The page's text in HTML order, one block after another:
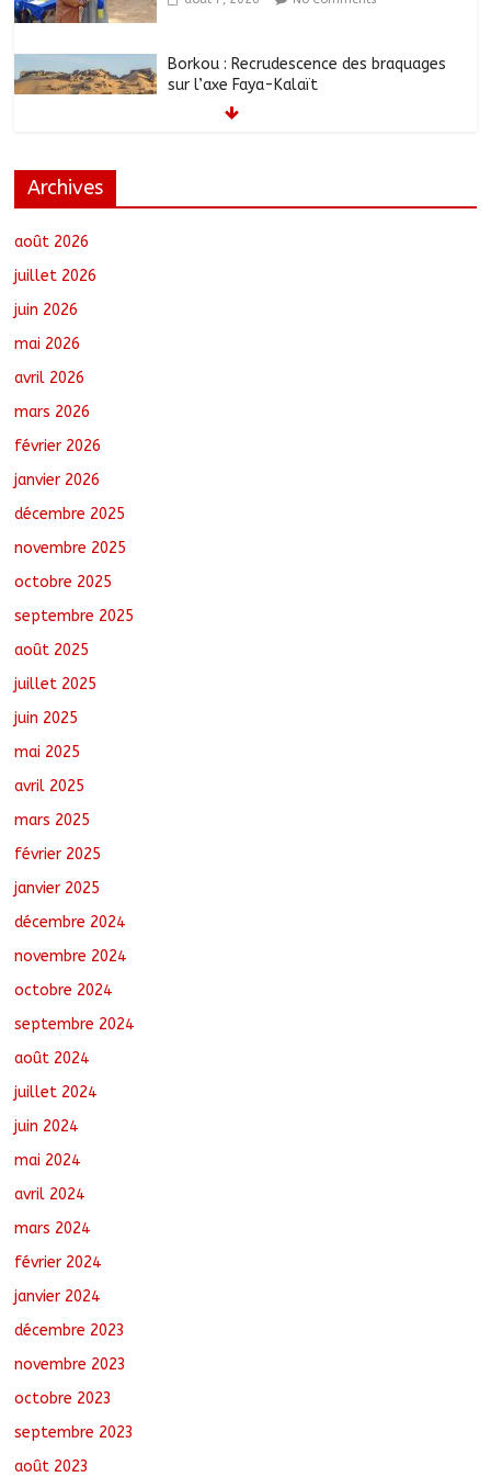
Borkou : Recrudescence des braquages
sur l’axe Faya-Kalaït
août 7, 2026
des chantiers municipaux
Archives
août 2026
juillet 2026
juin 2026
mai 2026
avril 2026
mars 2026
février 2026
janvier 2026
décembre 2025
novembre 2025
octobre 2025
septembre 2025
août 2025
juillet 2025
juin 2025
mai 2025
avril 2025
mars 2025
février 2025
janvier 2025
décembre 2024
novembre 2024
octobre 2024
septembre 2024
août 2024
juillet 2024
juin 2024
mai 2024
avril 2024
mars 2024
février 2024
janvier 2024
décembre 2023
novembre 2023
octobre 2023
septembre 2023
août 2023